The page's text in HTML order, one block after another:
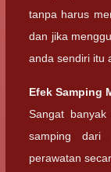
tanpa harus
dan jika
anda sendiri itu
Efek Samping
Sangat
samping dari
perawatan